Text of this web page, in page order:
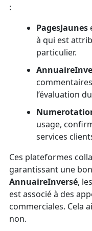
:
PagesJaunes
à qui est
particulier.
l’évaluation
usage,
services
Ces plateformes
garantissant une
AnnuaireInversé,
est associé à des
commerciales. Cela
non.